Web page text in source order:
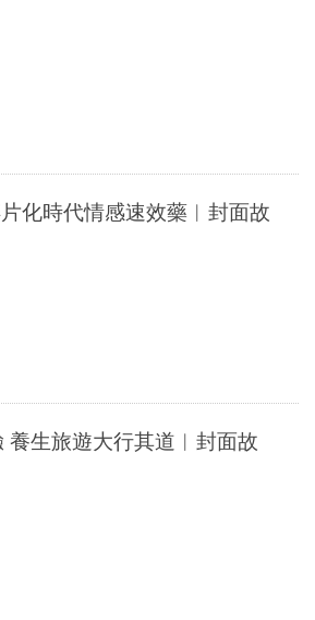
化時代情感速效藥︳封面故
養生旅遊大行其道︳封面故